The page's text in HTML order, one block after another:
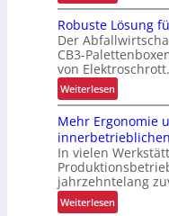
V
o
n
d
e
r
a
d
e
n
w
Robuste Lösung
Der
CB3-
von Elektroschrott.
Weiterlesen:
R
o
b
u
s
t
e
Mehr Ergonomie
In vielen
jahrzehntelang
Weiterlesen: